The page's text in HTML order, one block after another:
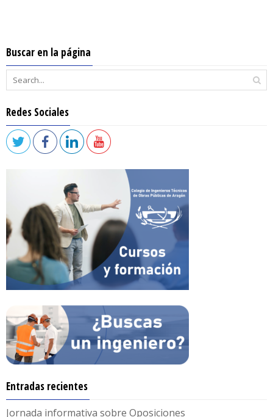
Buscar en la página
Redes Sociales
Entradas recientes
Jornada informativa sobre Oposiciones